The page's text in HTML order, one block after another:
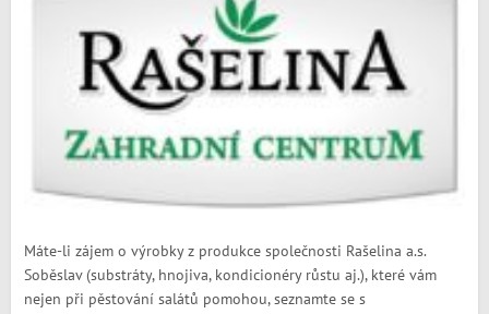
Máte-li zájem o výrobky z produkce společnosti Rašelina a.s.
Soběslav (substráty, hnojiva, kondicionéry růstu aj.), které vám
nejen při pěstování salátů pomohou, seznamte se s